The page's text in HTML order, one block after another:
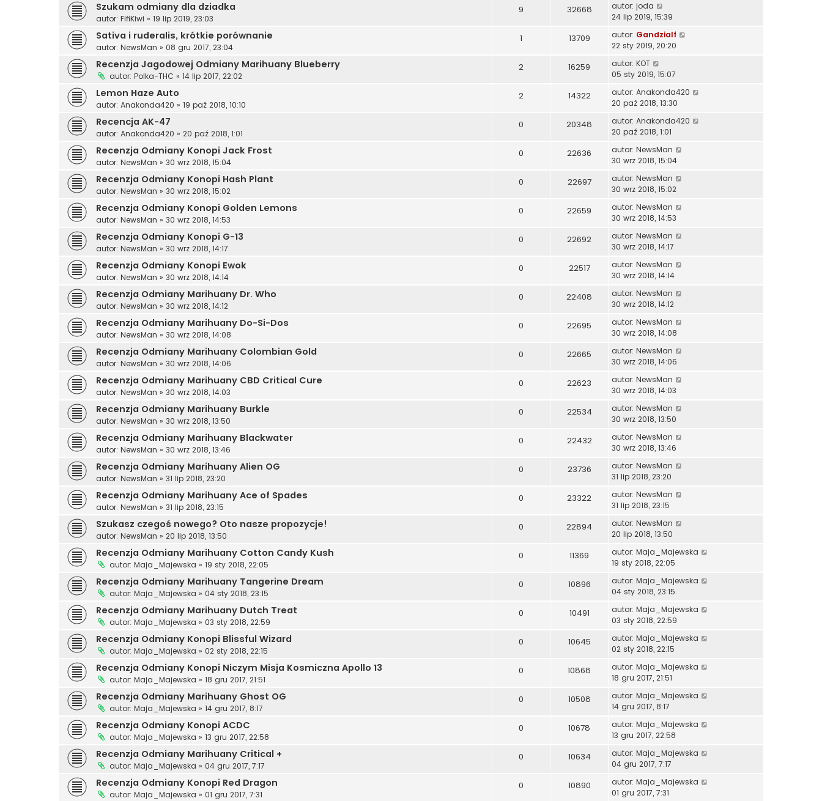
Szukam odmiany dla dziadka
autor: FifiKiwi » 19 lip 2019, 23:03
9 32668 autor: joda
24 lip 2019, 15:39
Sativa i ruderalis, krótkie porównanie
autor: NewsMan » 08 gru 2017, 23:04
1 13709 autor: Gandzialf
22 sty 2019, 20:20
Recenzja Jagodowej Odmiany Marihuany Blueberry
autor: Polka-THC » 14 lip 2017, 22:02
2 16259 autor: KOT
05 sty 2019, 15:07
Lemon Haze Auto
autor: Anakonda420 » 19 paź 2018, 10:10
2 14322 autor: Anakonda420
20 paź 2018, 13:30
Recencja AK-47
autor: Anakonda420 » 20 paź 2018, 1:01
0 20348 autor: Anakonda420
20 paź 2018, 1:01
Recenzja Odmiany Konopi Jack Frost
autor: NewsMan » 30 wrz 2018, 15:04
0 22636 autor: NewsMan
30 wrz 2018, 15:04
Recenzja Odmiany Konopi Hash Plant
autor: NewsMan » 30 wrz 2018, 15:02
0 22697 autor: NewsMan
30 wrz 2018, 15:02
Recenzja Odmiany Konopi Golden Lemons
autor: NewsMan » 30 wrz 2018, 14:53
0 22659 autor: NewsMan
30 wrz 2018, 14:53
Recenzja Odmiany Konopi G-13
autor: NewsMan » 30 wrz 2018, 14:17
0 22692 autor: NewsMan
30 wrz 2018, 14:17
Recenzja Odmiany Konopi Ewok
autor: NewsMan » 30 wrz 2018, 14:14
0 22517 autor: NewsMan
30 wrz 2018, 14:14
Recenzja Odmiany Marihuany Dr. Who
autor: NewsMan » 30 wrz 2018, 14:12
0 22408 autor: NewsMan
30 wrz 2018, 14:12
Recenzja Odmiany Marihuany Do-Si-Dos
autor: NewsMan » 30 wrz 2018, 14:08
0 22695 autor: NewsMan
30 wrz 2018, 14:08
Recenzja Odmiany Marihuany Colombian Gold
autor: NewsMan » 30 wrz 2018, 14:06
0 22665 autor: NewsMan
30 wrz 2018, 14:06
Recenzja Odmiany Marihuany CBD Critical Cure
autor: NewsMan » 30 wrz 2018, 14:03
0 22623 autor: NewsMan
30 wrz 2018, 14:03
Recenzja Odmiany Marihuany Burkle
autor: NewsMan » 30 wrz 2018, 13:50
0 22534 autor: NewsMan
30 wrz 2018, 13:50
Recenzja Odmiany Marihuany Blackwater
autor: NewsMan » 30 wrz 2018, 13:46
0 22432 autor: NewsMan
30 wrz 2018, 13:46
Recenzja Odmiany Marihuany Alien OG
autor: NewsMan » 31 lip 2018, 23:20
0 23736 autor: NewsMan
31 lip 2018, 23:20
Recenzja Odmiany Marihuany Ace of Spades
autor: NewsMan » 31 lip 2018, 23:15
0 23322 autor: NewsMan
31 lip 2018, 23:15
Szukasz czegoś nowego? Oto nasze propozycje!
autor: NewsMan » 20 lip 2018, 13:50
0 22894 autor: NewsMan
20 lip 2018, 13:50
Recenzja Odmiany Marihuany Cotton Candy Kush
autor: Maja_Majewska » 19 sty 2018, 22:05
0 11369 autor: Maja_Majewska
19 sty 2018, 22:05
Recenzja Odmiany Marihuany Tangerine Dream
autor: Maja_Majewska » 04 sty 2018, 23:15
0 10896 autor: Maja_Majewska
04 sty 2018, 23:15
Recenzja Odmiany Marihuany Dutch Treat
autor: Maja_Majewska » 03 sty 2018, 22:59
0 10491 autor: Maja_Majewska
03 sty 2018, 22:59
Recenzja Odmiany Konopi Blissful Wizard
autor: Maja_Majewska » 02 sty 2018, 22:15
0 10645 autor: Maja_Majewska
02 sty 2018, 22:15
Recenzja Odmiany Konopi Niczym Misja Kosmiczna Apollo 13
autor: Maja_Majewska » 18 gru 2017, 21:51
0 10868 autor: Maja_Majewska
18 gru 2017, 21:51
Recenzja Odmiany Marihuany Ghost OG
autor: Maja_Majewska » 14 gru 2017, 8:17
0 10508 autor: Maja_Majewska
14 gru 2017, 8:17
Recenzja Odmiany Konopi ACDC
autor: Maja_Majewska » 13 gru 2017, 22:58
0 10678 autor: Maja_Majewska
13 gru 2017, 22:58
Recenzja Odmiany Marihuany Critical +
autor: Maja_Majewska » 04 gru 2017, 7:17
0 10634 autor: Maja_Majewska
04 gru 2017, 7:17
Recenzja Odmiany Konopi Red Dragon
autor: Maja_Majewska » 01 gru 2017, 7:31
0 10890 autor: Maja_Majewska
01 gru 2017, 7:31